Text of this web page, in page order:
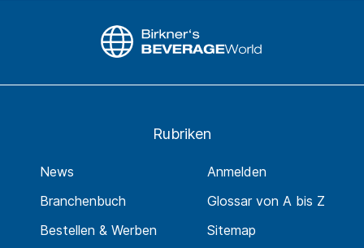
Rubriken
News
Branchenbuch
Bestellen & Werben
Anmelden
Glossar von A bis Z
Sitemap